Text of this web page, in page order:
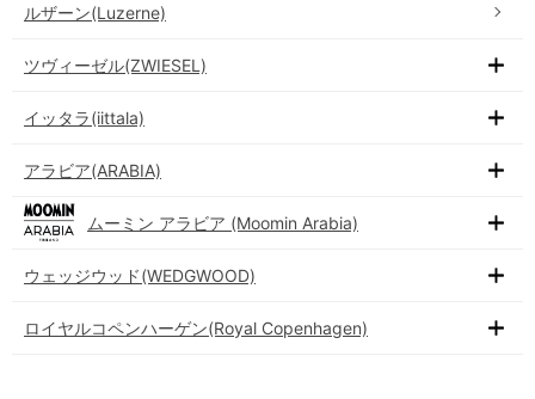
ルザーン(Luzerne)
ツヴィーゼル(ZWIESEL)
イッタラ(iittala)
アラビア(ARABIA)
ムーミン アラビア (Moomin Arabia)
ウェッジウッド(WEDGWOOD)
ロイヤルコペンハーゲン(Royal Copenhagen)